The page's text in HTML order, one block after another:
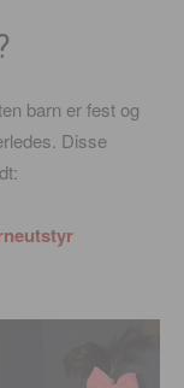
barn er fest og
Disse